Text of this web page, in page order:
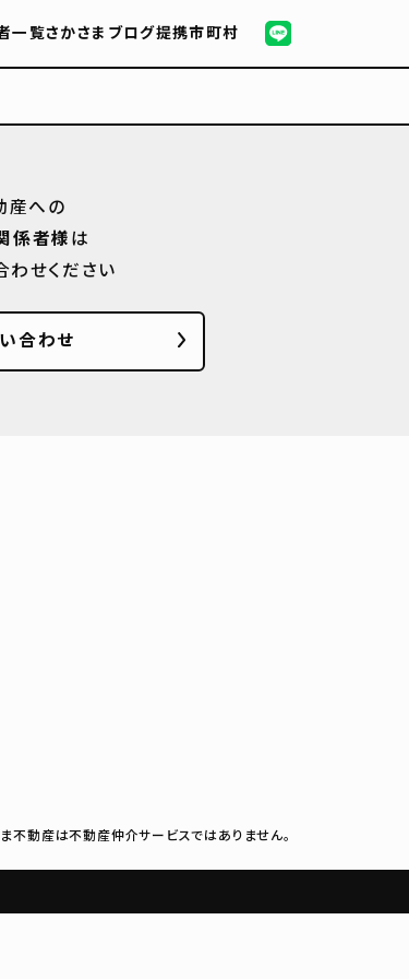
一覧さかさまブログ提携市町村
産への
係者様は
わせください
合わせ
不動産は不動産仲介サービスではありません。